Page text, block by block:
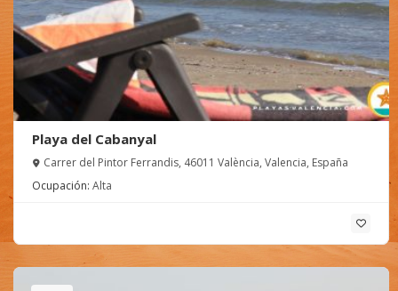
Playa del Cabanyal
Carrer del Pintor Ferrandis, 46011 València, Valencia, España
Ocupación: Alta